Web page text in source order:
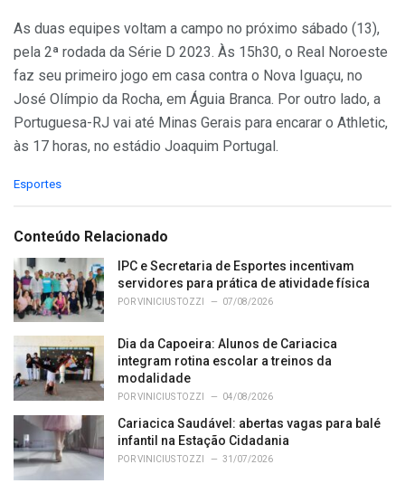
As duas equipes voltam a campo no próximo sábado (13),
pela 2ª rodada da Série D 2023. Às 15h30, o Real Noroeste
faz seu primeiro jogo em casa contra o Nova Iguaçu, no
José Olímpio da Rocha, em Águia Branca. Por outro lado, a
Portuguesa-RJ vai até Minas Gerais para encarar o Athletic,
às 17 horas, no estádio Joaquim Portugal.
C
e
o
r
i
e
:
Esportes
Conteúdo Relacionado
IPC e Secretaria de Esportes incentivam
servidores para prática de atividade física
PORVINICIUS TOZZI 07/08/2026
Dia da Capoeira: Alunos de Cariacica
integram rotina escolar a treinos da
modalidade
PORVINICIUS TOZZI 04/08/2026
Cariacica Saudável: abertas vagas para balé
infantil na Estação Cidadania
PORVINICIUS TOZZI 31/07/2026